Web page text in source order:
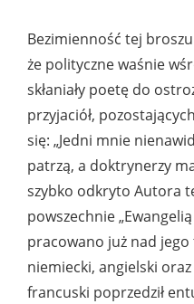
Bezimienność tej
że polityczne waśnie
skłaniały poetę do
przyjaciół,
się: „Jedni mnie
patrzą, a doktrynerzy
szybko odkryto Autora
powszechnie
pracowano już nad jego
niemiecki, angielski
francuski poprzedził